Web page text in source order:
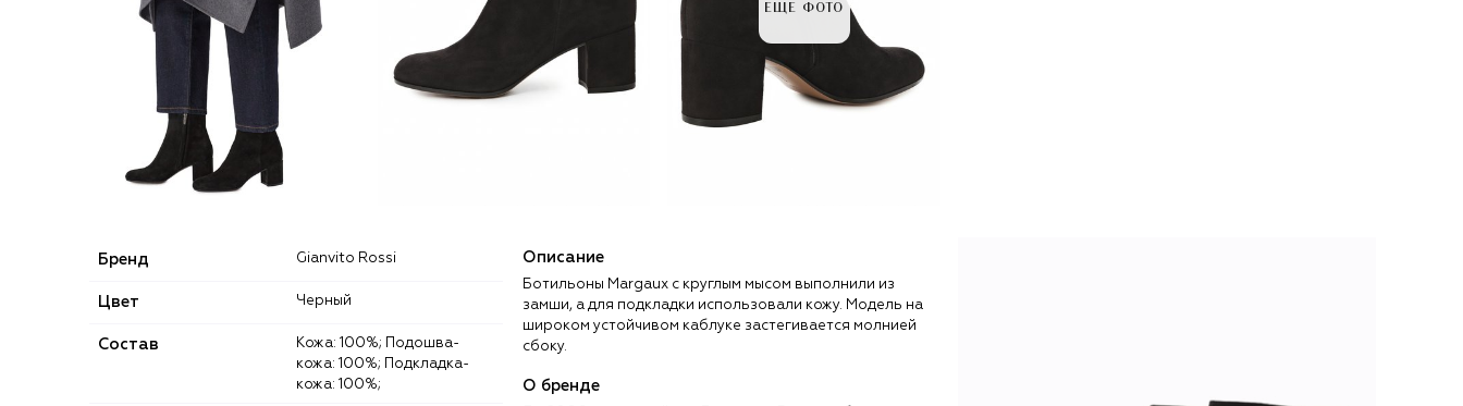
ЕЩЕ ФОТО
Бренд Gianvito Rossi
Цвет Черный
Состав
Кожа: 100%; Подошва-
кожа: 100%; Подкладка-
кожа: 100%;
Описание
Ботильоны Margaux с круглым мысом выполнили из
замши, а для подкладки использовали кожу. Модель на
широком устойчивом каблуке застегивается молнией
сбоку.
О бренде